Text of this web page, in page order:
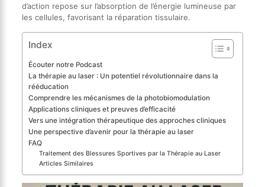
d’action repose sur l’absorption de l’énergie lumineuse par
les cellules, favorisant la réparation tissulaire.
Index
Écouter notre Podcast
La thérapie au laser : Un potentiel révolutionnaire dans la
rééducation
Comprendre les mécanismes de la photobiomodulation
Applications cliniques et preuves d’efficacité
Vers une intégration thérapeutique des approches cliniques
Une perspective d’avenir pour la thérapie au laser
FAQ
Traitement des Blessures Sportives par la Thérapie au Laser
Articles Similaires